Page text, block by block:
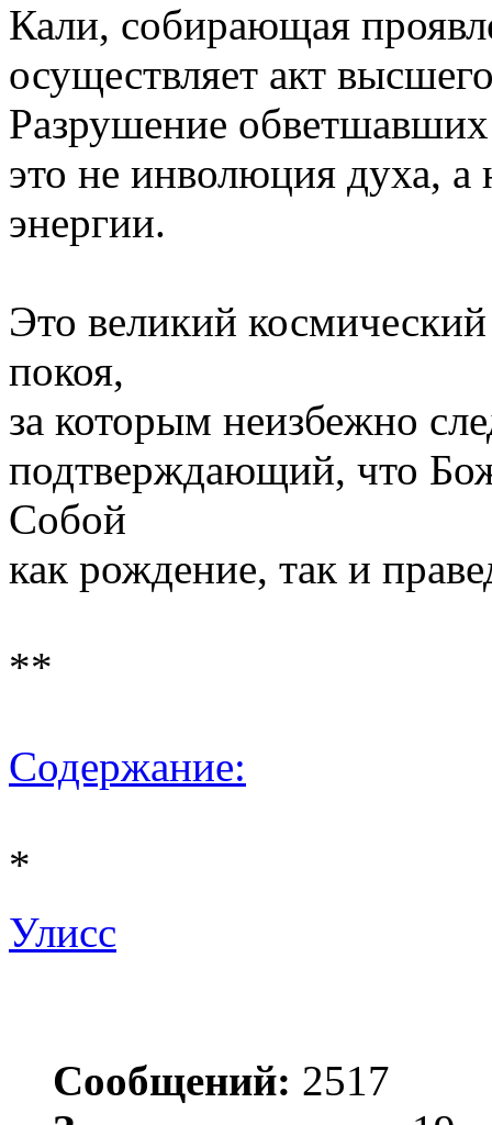
Кали, собирающая
осуществляет акт
Разрушение
это не инволюция духа,
энергии.
Это великий
покоя,
за которым неизбежно
подтверждающий, что
Собой
как рождение, так и
**
Содержание:
*
Улисс
Сообщений: 2517